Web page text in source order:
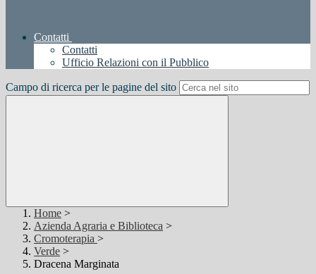
Contatti
Contatti
Ufficio Relazioni con il Pubblico
Campo di ricerca per le pagine del sito
Home >
Azienda Agraria e Biblioteca >
Cromoterapia >
Verde >
Dracena Marginata